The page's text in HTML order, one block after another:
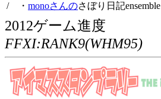
/ ・ monoさんのさぼり日記ensemble
2012ゲーム進度
FFXI:RANK9(WHM95)